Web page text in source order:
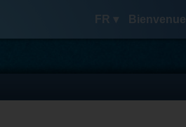
FR ▾ Bienvenue